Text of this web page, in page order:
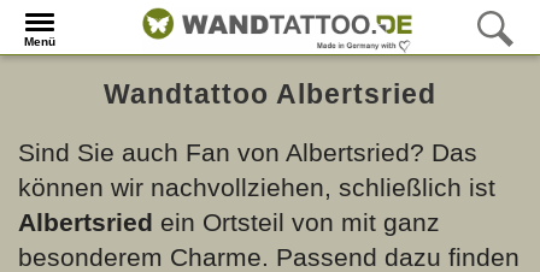
Menü
Wandtattoo Albertsried
Sind Sie auch Fan von Albertsried? Das
können wir nachvollziehen, schließlich ist
Albertsried ein Ortsteil von mit ganz
besonderem Charme. Passend dazu finden